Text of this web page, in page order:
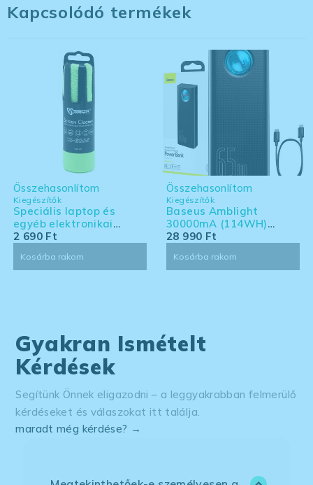
Kapcsolódó termékek
Kiegészítők
Speciális laptop és
egyéb elektronikai
eszköz tisztító készlet -
Összehasonlítom
2 690 Ft
Kosárba rakom
Kiegészítők
Baseus Amblight
30000mA (114WH)
powerbank - Laptoppal
Összehasonlítom
28 990 Ft
Kosárba rakom
Gyakran Ismételt
Kérdések
Segítünk Önnek eligazodni – a leggyakrabban felmerülő
kérdéseket és válaszokat itt találja.
maradt még kérdése? →